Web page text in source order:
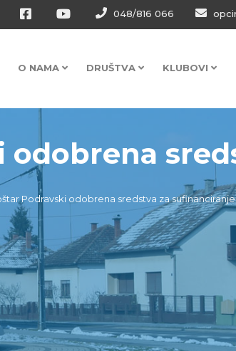
048/816 066
O NAMA DRUŠTVA KLUBOVI
Podravski odobrena sredstva za